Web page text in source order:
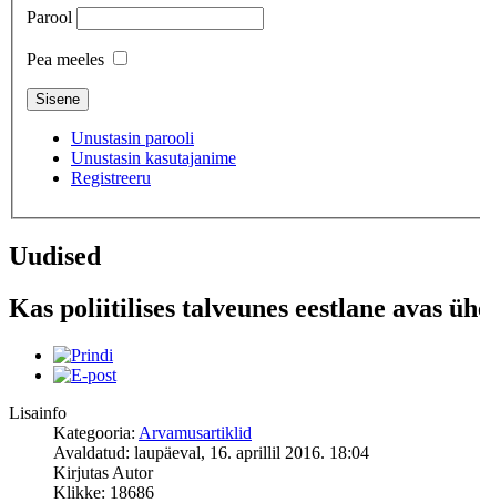
Parool
Pea meeles
Unustasin parooli
Unustasin kasutajanime
Registreeru
Uudised
Kas poliitilises talveunes eestlane avas
Lisainfo
Kategooria: Arvamusartiklid
Avaldatud: laupäeval, 16. aprillil 2016. 18:04
Kirjutas Autor
Klikke: 18686